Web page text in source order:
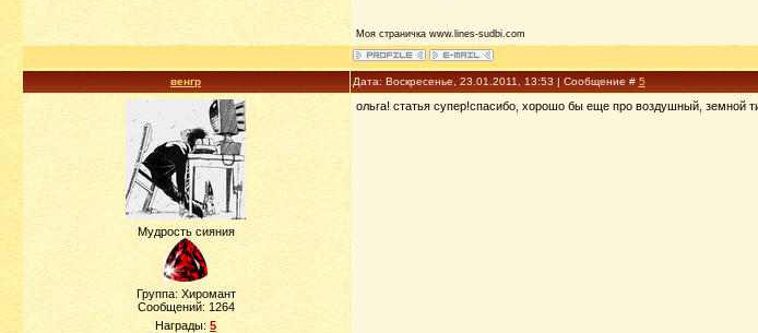
Моя страничка www.lines-sudbi.com
венгр Дата: Воскресенье, 23.01.2011, 13:53 | Сообщение # 5
Мудрость сияния
Группа: Хиромант
Сообщений: 1264
Награды: 5
ольга! статья супер!спасибо, хорошо бы еще про воздушный, земной